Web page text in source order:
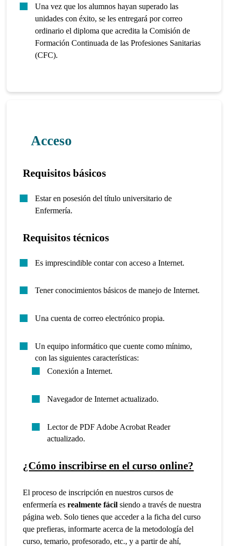
Una vez que los alumnos hayan superado las
unidades con éxito, se les entregará por correo
ordinario el diploma que acredita la Comisión de
Formación Continuada de las Profesiones Sanitarias
(CFC).
Acceso
Requisitos básicos
Estar en posesión del título universitario de
Enfermería.
Requisitos técnicos
Es imprescindible contar con acceso a Internet.
Tener conocimientos básicos de manejo de Internet.
Una cuenta de correo electrónico propia.
Un equipo informático que cuente como mínimo,
con las siguientes características:
Conexión a Internet.
Navegador de Internet actualizado.
Lector de PDF Adobe Acrobat Reader
actualizado.
¿Cómo inscribirse en el curso online?
El proceso de inscripción en nuestros cursos de
enfermería esrealmente fácil siendo a través de nuestra
página web. Solo tienes que acceder a la ficha del curso
que prefieras, informarte acerca de la metodología del
curso, temario, profesorado, etc., y a partir de ahí,